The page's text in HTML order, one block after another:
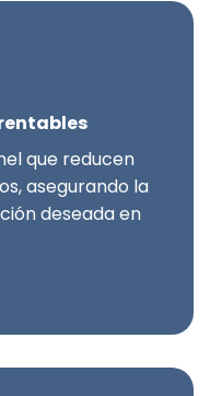
que reducen
asegurando la
deseada en